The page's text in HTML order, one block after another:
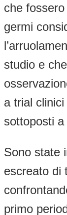
che
germi
studio e
a trial
sottoposti
Sono state
escreato di
primo